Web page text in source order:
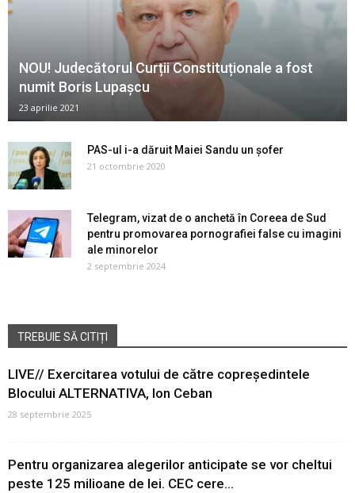
NOU! Judecătorul Curții Constituționale a fost
numit Boris Lupașcu
23 aprilie 2021
PAS-ul i-a dăruit Maiei Sandu un șofer
21 octombrie 2020
Telegram, vizat de o anchetă în Coreea de Sud
pentru promovarea pornografiei false cu imagini
ale minorelor
2 septembrie 2024
TREBUIE SĂ CITIȚI
LIVE// Exercitarea votului de către copreședintele
Blocului ALTERNATIVA, Ion Ceban
28 septembrie 2025
Pentru organizarea alegerilor anticipate se vor cheltui
peste 125 milioane de lei. CEC cere...